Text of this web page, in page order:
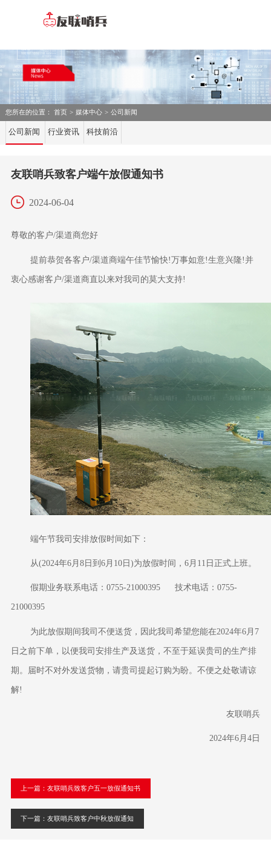
您所在的位置： 首页 > 媒体中心 > 公司新闻
公司新闻 行业资讯 科技前沿
友联哨兵致客户端午放假通知书
2024-06-04
尊敬的客户/渠道商您好
提前恭贺各客户/渠道商端午佳节愉快!万事如意!生意兴隆!并
衷心感谢客户/渠道商直以来对我司的莫大支持!
端午节我司安排放假时间如下：
从(2024年6月 8日到 6月10日 )为放假时间， 6月 11 日正式上班。
假期业务联系电话： 0755-21000395 技术电话：0755-
21000395
为此放假期间我司不便送货，因此我司希望您能在2024年6月 7
日之前下单，以便我司安排生产及送货，不至于延误贵司的生产排
期。届时不对外发送货物，请贵司提起订购为盼。不便之处敬请谅
解!
友联哨兵
2024年6月4日
上一篇：友联哨兵致客户五一放假通知书
下一篇：友联哨兵致客户中秋放假通知